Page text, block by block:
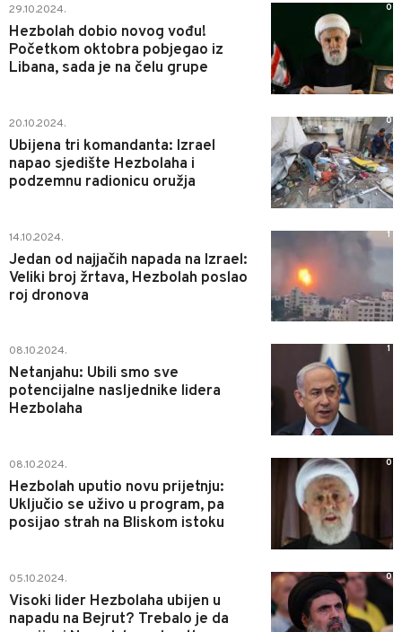
29.10.2024.
Hezbolah dobio novog vođu!
Početkom oktobra pobjegao iz
Libana, sada je na čelu grupe
0
20.10.2024.
Ubijena tri komandanta: Izrael
napao sjedište Hezbolaha i
podzemnu radionicu oružja
0
14.10.2024.
Jedan od najjačih napada na Izrael:
Veliki broj žrtava, Hezbolah poslao
roj dronova
1
08.10.2024.
Netanjahu: Ubili smo sve
potencijalne nasljednike lidera
Hezbolaha
1
08.10.2024.
Hezbolah uputio novu prijetnju:
Uključio se uživo u program, pa
posijao strah na Bliskom istoku
0
05.10.2024.
Visoki lider Hezbolaha ubijen u
napadu na Bejrut? Trebalo je da
0